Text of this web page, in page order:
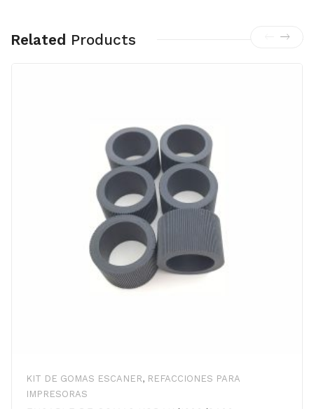
Related Products
KIT DE GOMAS ESCANER, REFACCIONES PARA
IMPRESORAS